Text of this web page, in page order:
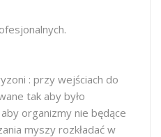
: przy wejściach do
tak aby było
organizmy nie będące
myszy rozkładać w